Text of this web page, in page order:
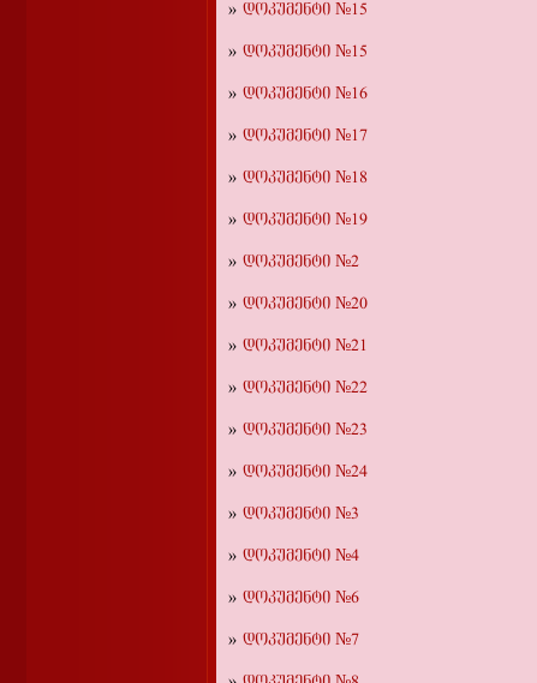
დოკუმენტი №15
დოკუმენტი №15
დოკუმენტი №16
დოკუმენტი №17
დოკუმენტი №18
დოკუმენტი №19
დოკუმენტი №2
დოკუმენტი №20
დოკუმენტი №21
დოკუმენტი №22
დოკუმენტი №23
დოკუმენტი №24
დოკუმენტი №3
დოკუმენტი №4
დოკუმენტი №6
დოკუმენტი №7